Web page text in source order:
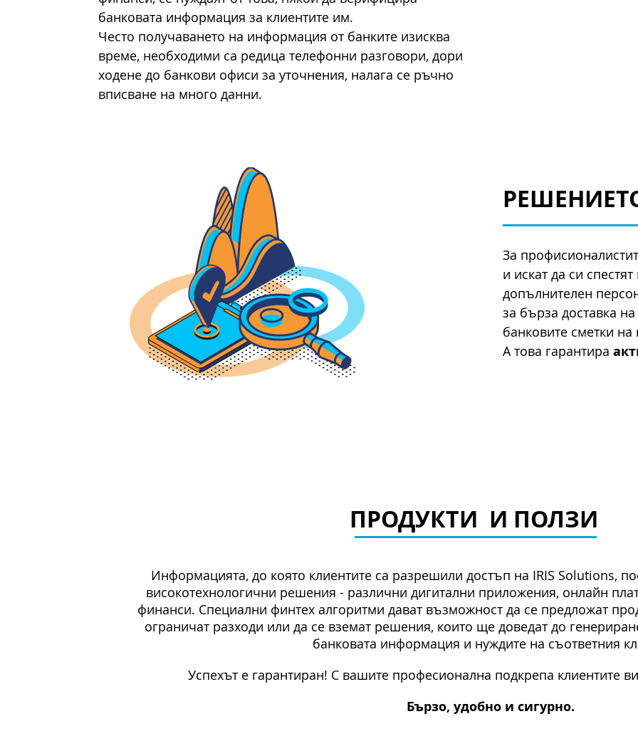
банковата информация за клиентите им.
Често получаването на информация от банките изисква
време, необходими са редица телефонни разговори, дори
ходене до банкови офиси за уточнения, налага се ръчно
вписване на много данни.
За
и искат да си
допълнителен
за бърза доставка
банковите сметки на
А това гарантира
ПРОДУКТИ И ПОЛЗИ
Информацията, до която клиентите са разрешили достъп на IRIS Solutions,
високотехнологични решения - различни дигитални приложения, онлайн
финанси. Специални финтех алгоритми дават възможност да се предложат
ограничат разходи или да се вземат решения, които ще доведат до
банковата информация и нуждите на съответния
Успехът е гарантиран! С вашите професионална подкрепа клиентите
Бързо, удобно и сигурно.